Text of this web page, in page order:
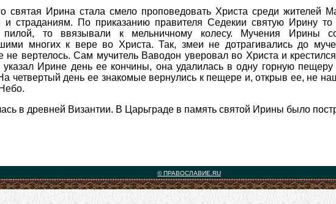
святая Ирина стала смело проповедовать Христа среди жителей
и страданиям. По приказанию правителя Седекии святую Ирину
пилой, то ввязывали к мельничному колесу. Мучения Ирины
многих к вере во Христа. Так, змеи не дотрагивались до
не вертелось. Сам мучитель Ваводон уверовал во Христа и
указал Ирине день ее кончины, она удалилась в одну горную
четвертый день ее знакомые вернулись к пещере и, открыв ее, не
в древней Византии. В Царьграде в память святой Ирины было
© ПРАВОСЛАВИЕ.RU